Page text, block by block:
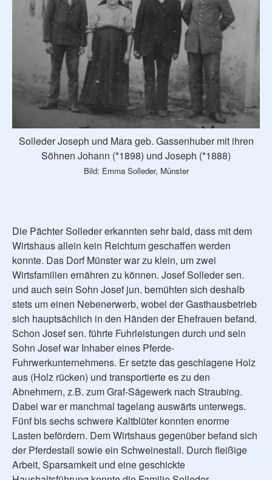
Solleder Joseph und Mara geb. Gassenhuber mit ihren
Söhnen Johann (*1898) und Joseph (*1888)
Bild: Emma Solleder, Münster
Die Pächter Solleder erkannten sehr bald, dass mit dem
Wirtshaus allein kein Reichtum geschaffen werden
konnte. Das Dorf Münster war zu klein, um zwei
Wirtsfamilien ernähren zu können. Josef Solleder sen.
und auch sein Sohn Josef jun. bemühten sich deshalb
stets um einen Nebenerwerb, wobei der Gasthausbetrieb
sich hauptsächlich in den Händen der Ehefrauen befand.
Schon Josef sen. führte Fuhrleistungen durch und sein
Sohn Josef war Inhaber eines Pferde-
Fuhrwerkunternehmens. Er setzte das geschlagene Holz
aus (Holz rücken) und transportierte es zu den
Abnehmern, z.B. zum Graf-Sägewerk nach Straubing.
Dabei war er manchmal tagelang auswärts unterwegs.
Fünf bis sechs schwere Kaltblüter konnten enorme
Lasten befördern. Dem Wirtshaus gegenüber befand sich
der Pferdestall sowie ein Schweinestall. Durch fleißige
Arbeit, Sparsamkeit und eine geschickte